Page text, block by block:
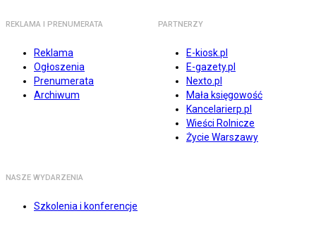
REKLAMA I PRENUMERATA
Reklama
Ogłoszenia
Prenumerata
Archiwum
PARTNERZY
E-kiosk.pl
E-gazety.pl
Nexto.pl
Mała księgowość
Kancelarierp.pl
Wieści Rolnicze
Życie Warszawy
NASZE WYDARZENIA
Szkolenia i konferencje